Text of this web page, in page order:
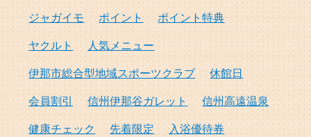
ジャガイモ
ポイント
ポイント特典
ヤクルト
人気メニュー
伊那市総合型地域スポーツクラブ
休館日
会員割引
信州伊那谷ガレット
信州高遠温泉
健康チェック
先着限定
入浴優待券